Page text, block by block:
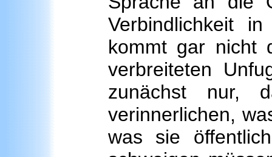
Verbindlichkeit
kommt gar nicht
verbreiteten
zunächst nur,
verinnerlichen,
was sie